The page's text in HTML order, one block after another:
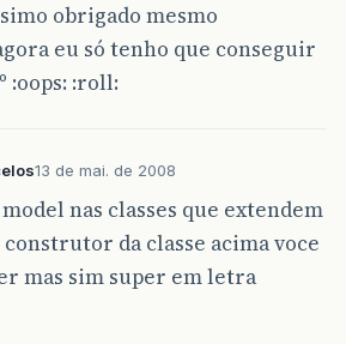
obrigado mesmo
eu só tenho que conseguir
:oops: :roll:
13 de mai. de 2008
nas classes que extendem
construtor da classe acima voce
mas sim super em letra